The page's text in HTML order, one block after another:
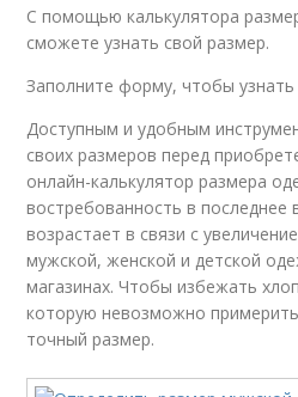
С помощью калькулятора
сможете узнать свой размер.
Заполните форму, чтобы
Доступным и удобным
своих размеров перед
онлайн-калькулятор размера
востребованность в последнее
возрастает в связи с
мужской, женской и детской
магазинах. Чтобы избежать
которую невозможно
точный размер.